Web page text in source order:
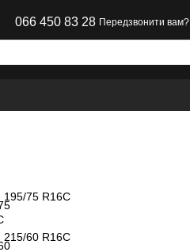
066 450 83 28 Передзвонити вам?
195/75 R16C
215/60 R16C